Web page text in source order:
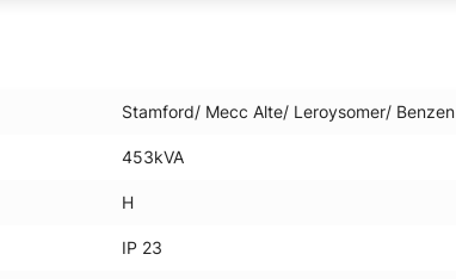
Stamford/ Mecc Alte/ Leroysomer/ Benzen
453kVA
H
IP 23